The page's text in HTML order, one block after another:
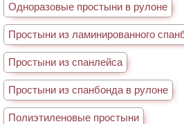
Одноразовые простыни в рулоне
Простыни из ламинированного
Простыни из спанлейса
Простыни из спанбонда в рулоне
Полиэтиленовые простыни